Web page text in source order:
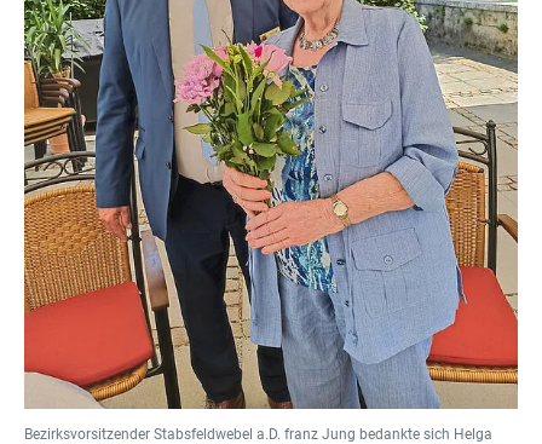
Bezirksvorsitzender Stabsfeldwebel a.D. franz Jung bedankte sich Helga